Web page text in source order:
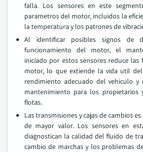
falla. Los sensores en este
parametros del motor, incluidos la
la temperatura y los patrones de
Al identificar posibles signos de
funcionamiento del motor, el
iniciado por estos sensores reduce las
motor, lo que extiende la vida util
rendimiento adecuado del vehiculo y
mantenimiento para los propietarios
flotas.
Las transmisiones y cajas de cambios
de mayor valor. Los sensores en
diagnostican la calidad del fluido de
cambio de marchas y los problemas